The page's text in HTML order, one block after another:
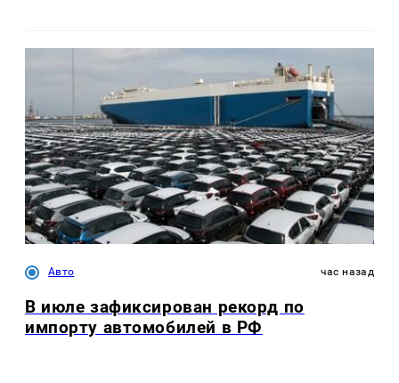
Авто час назад
В июле зафиксирован рекорд по
импорту автомобилей в РФ